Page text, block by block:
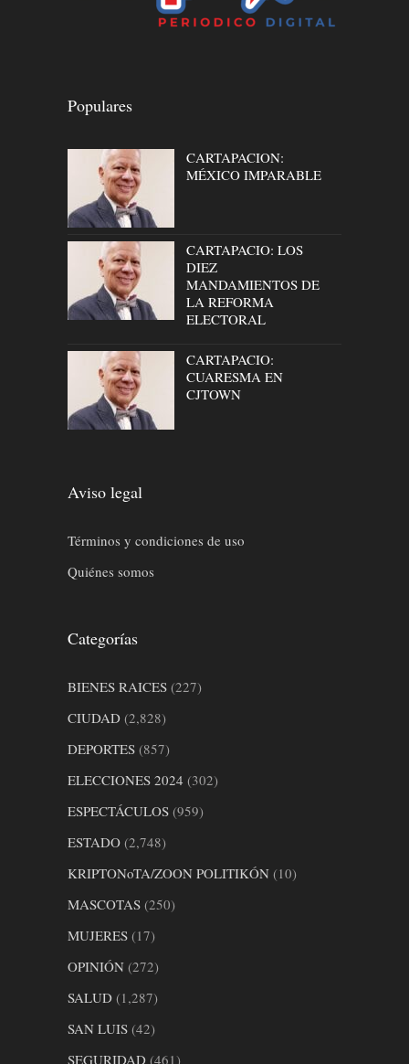
Populares
CARTAPACION:
MÉXICO IMPARABLE
CARTAPACIO: LOS
DIEZ
MANDAMIENTOS DE
LA REFORMA
ELECTORAL
CARTAPACIO:
CUARESMA EN
CJTOWN
Aviso legal
Términos y condiciones de uso
Quiénes somos
Categorías
BIENES RAICES (227)
CIUDAD (2,828)
DEPORTES (857)
ELECCIONES 2024 (302)
ESPECTÁCULOS (959)
ESTADO (2,748)
KRIPTONoTA/ZOON POLITIKÓN (10)
MASCOTAS (250)
MUJERES (17)
OPINIÓN (272)
SALUD (1,287)
SAN LUIS (42)
SEGURIDAD (461)